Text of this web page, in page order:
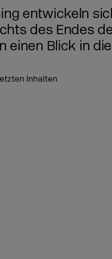
entwickeln
des Endes
einen Blick in